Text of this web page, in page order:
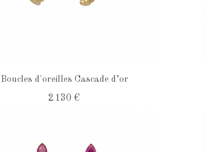
Boucles d'oreilles Cascade d’or
2 130 €